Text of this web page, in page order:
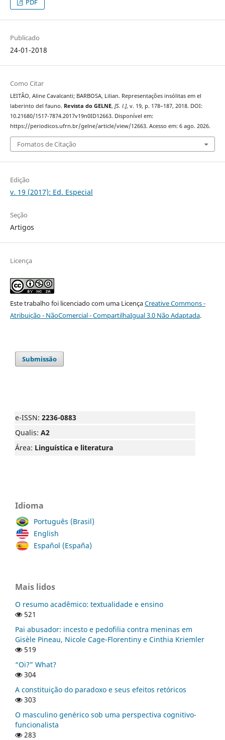
PDF
Publicado
24-01-2018
Como Citar
LEITÃO, Aline Cavalcanti; BARBOSA, Lilian. Representações insólitas em el
laberinto del fauno. Revista do GELNE, [S. l.], v. 19, p. 178–187, 2018. DOI:
10.21680/1517-7874.2017v19n0ID12663. Disponível em:
https://periodicos.ufrn.br/gelne/article/view/12663. Acesso em: 6 ago. 2026.
Fomatos de Citação
Edição
v. 19 (2017): Ed. Especial
Seção
Artigos
Licença
Este trabalho foi licenciado com uma LicençaCreative Commons -
Atribuição - NãoComercial - CompartilhaIgual 3.0 Não Adaptada.
Submissão
e-ISSN: 2236-0883
Qualis: A2
Área: Linguística e literatura
Idioma
Português (Brasil)
English
Español (España)
Mais lidos
O resumo acadêmico: textualidade e ensino
521
Pai abusador: incesto e pedofilia contra meninas em
Gisèle Pineau, Nicole Cage-Florentiny e Cinthia Kriemler
519
“Oi?” What?
304
A constituição do paradoxo e seus efeitos retóricos
303
O masculino genérico sob uma perspectiva cognitivo-
funcionalista
283